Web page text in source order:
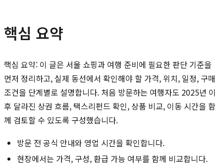
핵심 요약
핵심 요약: 이 글은 서울 쇼핑과 여행 준비에 필요한 판단 기준을
먼저 정리하고, 실제 동선에서 확인해야 할 가격, 위치, 일정, 구매
조건을 단계별로 설명합니다. 처음 방문하는 여행자도 2025년 이
후 달라진 상권 흐름, 택스리펀드 확인, 상품 비교, 이동 시간을 함
께 검토할 수 있도록 구성했습니다.
방문 전 공식 안내와 영업 시간을 확인합니다.
현장에서는 가격, 구성, 환급 가능 여부를 함께 비교합니다.